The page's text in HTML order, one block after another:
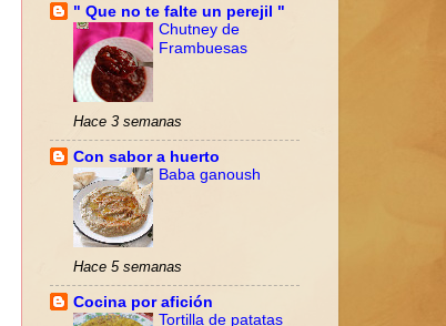
" Que no te falte un perejil "
Chutney de
Frambuesas
Hace 3 semanas
Con sabor a huerto
Baba ganoush
Hace 5 semanas
Cocina por afición
Tortilla de patatas